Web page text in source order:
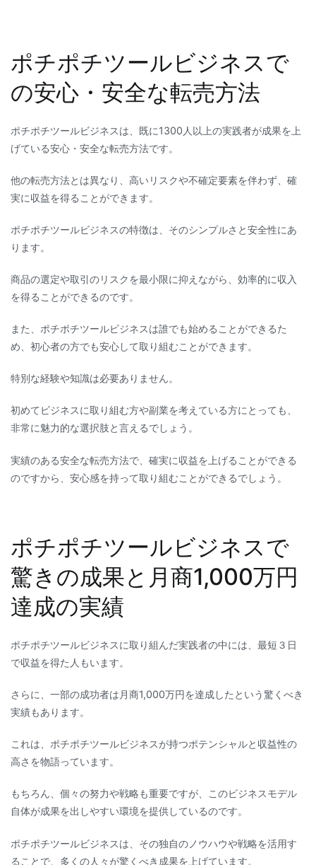
ポチポチツールビジネスで
の安心・安全な転売方法
ポチポチツールビジネスは、既に1300人以上の実践者が成果を上
げている安心・安全な転売方法です。
他の転売方法とは異なり、高いリスクや不確定要素を伴わず、確
実に収益を得ることができます。
ポチポチツールビジネスの特徴は、そのシンプルさと安全性にあ
ります。
商品の選定や取引のリスクを最小限に抑えながら、効率的に収入
を得ることができるのです。
また、ポチポチツールビジネスは誰でも始めることができるた
め、初心者の方でも安心して取り組むことができます。
特別な経験や知識は必要ありません。
初めてビジネスに取り組む方や副業を考えている方にとっても、
非常に魅力的な選択肢と言えるでしょう。
実績のある安全な転売方法で、確実に収益を上げることができる
のですから、安心感を持って取り組むことができるでしょう。
ポチポチツールビジネスで
驚きの成果と月商1,000万円
達成の実績
ポチポチツールビジネスに取り組んだ実践者の中には、最短３日
で収益を得た人もいます。
さらに、一部の成功者は月商1,000万円を達成したという驚くべき
実績もあります。
これは、ポチポチツールビジネスが持つポテンシャルと収益性の
高さを物語っています。
もちろん、個々の努力や戦略も重要ですが、このビジネスモデル
自体が成果を出しやすい環境を提供しているのです。
ポチポチツールビジネスは、その独自のノウハウや戦略を活用す
ることで、多くの人々が驚くべき成果を上げています。